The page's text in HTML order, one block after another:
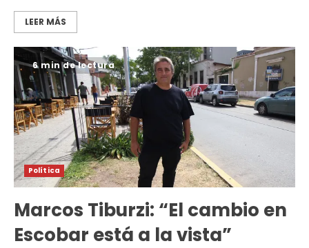
LEER MÁS
6 min de lectura
Política
Marcos Tiburzi: “El cambio en
Escobar está a la vista”